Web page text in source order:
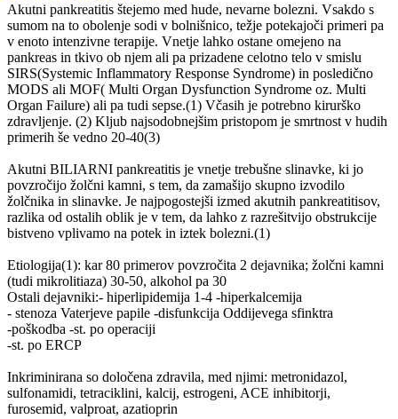
Akutni pankreatitis štejemo med hude, nevarne bolezni. Vsakdo s
sumom na to obolenje sodi v bolnišnico, težje potekajoči primeri pa
v enoto intenzivne terapije. Vnetje lahko ostane omejeno na
pankreas in tkivo ob njem ali pa prizadene celotno telo v smislu
SIRS(Systemic Inflammatory Response Syndrome) in posledično
MODS ali MOF( Multi Organ Dysfunction Syndrome oz. Multi
Organ Failure) ali pa tudi sepse.(1) Včasih je potrebno kirurško
zdravljenje. (2) Kljub najsodobnejšim pristopom je smrtnost v hudih
primerih še vedno 20-40(3)
Akutni BILIARNI pankreatitis je vnetje trebušne slinavke, ki jo
povzročijo žolčni kamni, s tem, da zamašijo skupno izvodilo
žolčnika in slinavke. Je najpogostejši izmed akutnih pankreatitisov,
razlika od ostalih oblik je v tem, da lahko z razrešitvijo obstrukcije
bistveno vplivamo na potek in iztek bolezni.(1)
Etiologija(1): kar 80 primerov povzročita 2 dejavnika; žolčni kamni
(tudi mikrolitiaza) 30-50, alkohol pa 30
Ostali dejavniki:- hiperlipidemija 1-4 -hiperkalcemija
- stenoza Vaterjeve papile -disfunkcija Oddijevega sfinktra
-poškodba -st. po operaciji
-st. po ERCP
Inkriminirana so določena zdravila, med njimi: metronidazol,
sulfonamidi, tetraciklini, kalcij, estrogeni, ACE inhibitorji,
furosemid, valproat, azatioprin